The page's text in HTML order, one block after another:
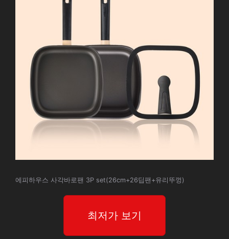
에피하우스 사각바로팬 3P set(26cm+26딥팬+유리뚜껑)
최저가 보기